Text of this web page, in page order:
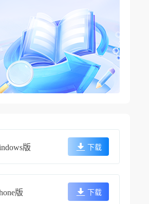
版 下载
版 下载